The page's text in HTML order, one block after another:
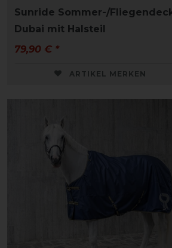
Sunride Sommer-/
Dubai mit Halsteil
79,90 € *
ARTIKEL MERKEN